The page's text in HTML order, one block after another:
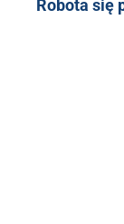
Robota się